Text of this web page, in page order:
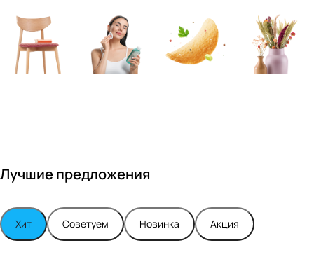
Турским
Лучшие предложения
Хит Советуем Новинка Акция